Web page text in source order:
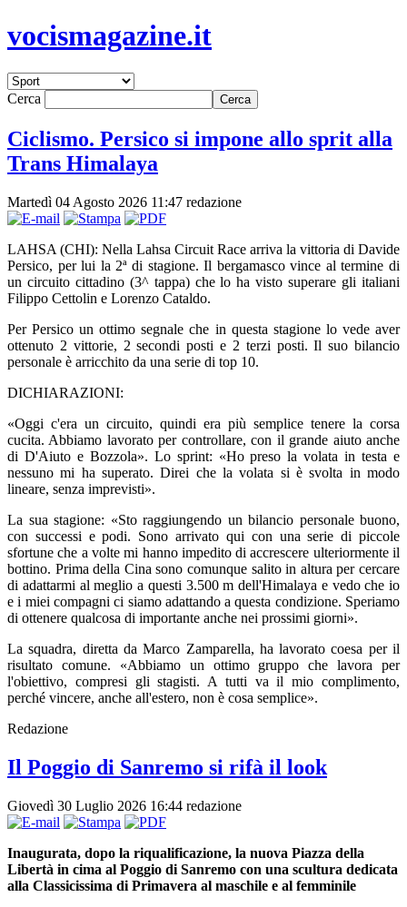
vocismagazine.it
Cerca
Ciclismo. Persico si impone allo sprit alla
Trans Himalaya
Martedì 04 Agosto 2026 11:47 redazione
LAHSA (CHI): Nella Lahsa Circuit Race arriva la vittoria di Davide
Persico, per lui la 2ª di stagione. Il bergamasco vince al termine di
un circuito cittadino (3^ tappa) che lo ha visto superare gli italiani
Filippo Cettolin e Lorenzo Cataldo.
Per Persico un ottimo segnale che in questa stagione lo vede aver
ottenuto 2 vittorie, 2 secondi posti e 2 terzi posti. Il suo bilancio
personale è arricchito da una serie di top 10.
DICHIARAZIONI:
«Oggi c'era un circuito, quindi era più semplice tenere la corsa
cucita. Abbiamo lavorato per controllare, con il grande aiuto anche
di D'Aiuto e Bozzola». Lo sprint: «Ho preso la volata in testa e
nessuno mi ha superato. Direi che la volata si è svolta in modo
lineare, senza imprevisti».
La sua stagione: «Sto raggiungendo un bilancio personale buono,
con successi e podi. Sono arrivato qui con una serie di piccole
sfortune che a volte mi hanno impedito di accrescere ulteriormente il
bottino. Prima della Cina sono comunque salito in altura per cercare
di adattarmi al meglio a questi 3.500 m dell'Himalaya e vedo che io
e i miei compagni ci siamo adattando a questa condizione. Speriamo
di ottenere qualcosa di importante anche nei prossimi giorni».
La squadra, diretta da Marco Zamparella, ha lavorato coesa per il
risultato comune. «Abbiamo un ottimo gruppo che lavora per
l'obiettivo, compresi gli stagisti. A tutti va il mio complimento,
perché vincere, anche all'estero, non è cosa semplice».
Redazione
Il Poggio di Sanremo si rifà il look
Giovedì 30 Luglio 2026 16:44 redazione
Inaugurata, dopo la riqualificazione, la nuova Piazza della
Libertà in cima al Poggio di Sanremo con una scultura dedicata
alla Classicissima di Primavera al maschile e al femminile